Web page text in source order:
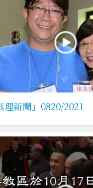
理新聞」0820/2021